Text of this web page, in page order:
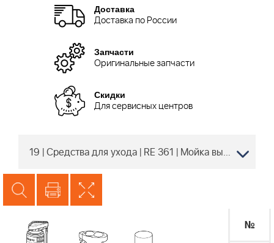
Доставка
Доставка по России
Запчасти
Оригинальные запчасти
Скидки
Для сервисных центров
19 | Средства для ухода | RE 361 | Мойка высокого давления STIHL | Запчасти по России | Сервисное обслуживание
№